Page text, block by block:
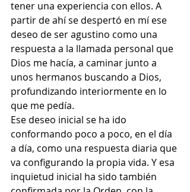
tener una experiencia con ellos. A
partir de ahí se despertó en mí ese
deseo de ser agustino como una
respuesta a la llamada personal que
Dios me hacía, a caminar junto a
unos hermanos buscando a Dios,
profundizando interiormente en lo
que me pedía.
Ese deseo inicial se ha ido
conformando poco a poco, en el día
a día, como una respuesta diaria que
va configurando la propia vida. Y esa
inquietud inicial ha sido también